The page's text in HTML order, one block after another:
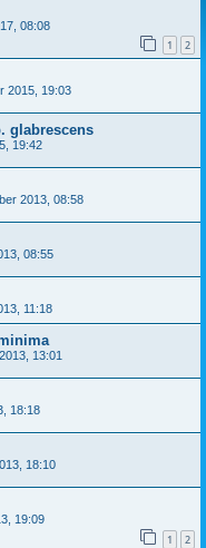
08:08
1 2
2015, 19:03
glabrescens
19:42
2013, 08:58
08:55
11:18
13:01
18:18
18:10
19:09
1 2